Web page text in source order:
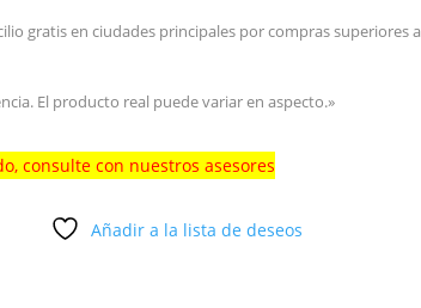
gratis en ciudades principales por compras superiores a
El producto real puede variar en aspecto.»
consulte con nuestros asesores
Añadir a la lista de deseos